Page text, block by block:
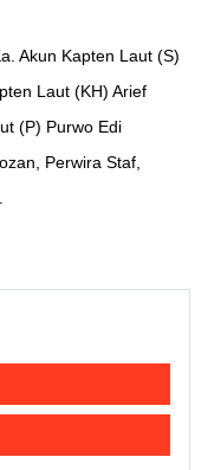
Akun Kapten Laut (S)
Laut (KH) Arief
(P) Purwo Edi
Perwira Staf,